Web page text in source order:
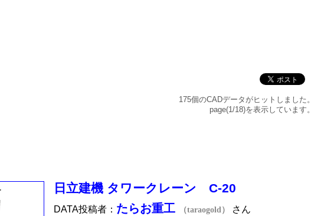
175個のCADデータがヒットしました。
page(1/18)を表示しています。
日立建機 タワークレーン C-20
DATA投稿者： たらお重工 （taraogold） さん